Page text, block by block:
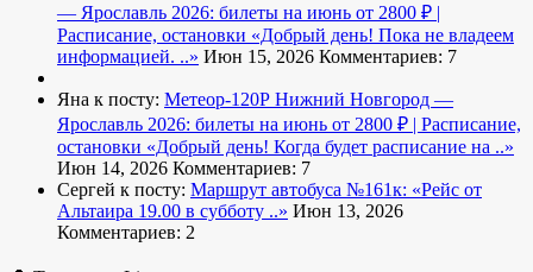
— Ярославль 2026: билеты на июнь от 2800 ₽ |
Расписание, остановки «Добрый день! Пока не владеем
информацией. ..» Июн 15, 2026 Комментариев: 7
Яна к посту: Метеор-120Р Нижний Новгород —
Ярославль 2026: билеты на июнь от 2800 ₽ | Расписание,
остановки «Добрый день! Когда будет расписание на ..»
Июн 14, 2026 Комментариев: 7
Сергей к посту: Маршрут автобуса №161к: «Рейс от
Альтаира 19.00 в субботу ..» Июн 13, 2026
Комментариев: 2